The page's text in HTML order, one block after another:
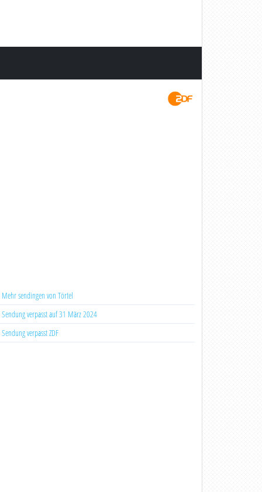
Mehr sendingen von Törtel
Sendung verpasst auf 31 März 2024
Sendung verpasst ZDF